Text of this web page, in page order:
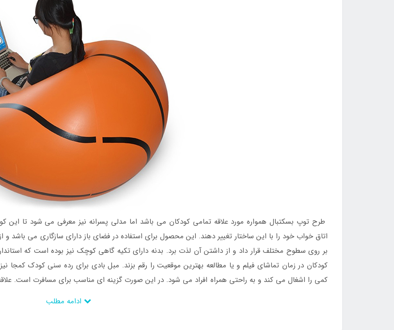
طرح توپ بسکتبال همواره مورد علاقه تمامی کودکان می باشد اما مدلی پسرانه نیز معرفی می شود تا این
اتاق خواب خود را با این ساختار تغییر دهند. این محصول برای استفاده در فضای باز دارای سازگاری می باشد
بر روی سطوح مختلف قرار داد و از داشتن آن لذت برد. بدنه دارای تکیه گاهی کوچک نیز بوده است که
کودکان در زمان تماشای فیلم و یا مطالعه بهترین موقعیت را رقم بزند. مبل بادی برای رده سنی کودک کمجا
کمی را اشغال می کند و به راحتی همراه افراد می شود. در این صورت گزینه ای مناسب برای مسافرت است.